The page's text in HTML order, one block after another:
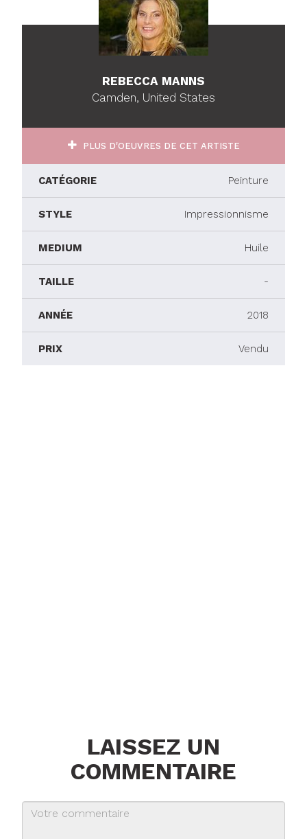
REBECCA MANNS
Camden, United States
PLUS D'OEUVRES DE CET ARTISTE
CATÉGORIE Peinture
STYLE Impressionnisme
MEDIUM Huile
TAILLE -
ANNÉE 2018
PRIX Vendu
LAISSEZ UN
COMMENTAIRE